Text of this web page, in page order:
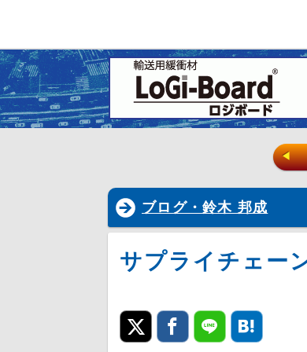
◀
ブログ・鈴木 邦成
サプライチェー